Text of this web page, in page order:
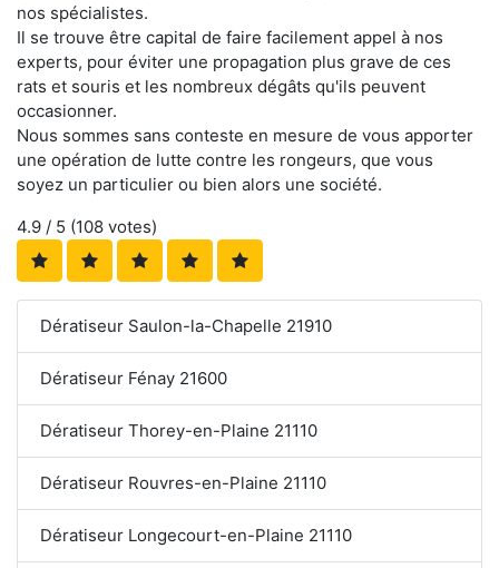
nos spécialistes.
Il se trouve être capital de faire facilement appel à nos
experts, pour éviter une propagation plus grave de ces
rats et souris et les nombreux dégâts qu'ils peuvent
occasionner.
Nous sommes sans conteste en mesure de vous apporter
une opération de lutte contre les rongeurs, que vous
soyez un particulier ou bien alors une société.
4.9 / 5 (108 votes)
Dératiseur Saulon-la-Chapelle 21910
Dératiseur Fénay 21600
Dératiseur Thorey-en-Plaine 21110
Dératiseur Rouvres-en-Plaine 21110
Dératiseur Longecourt-en-Plaine 21110